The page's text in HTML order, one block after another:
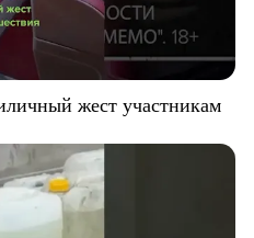
жест участникам